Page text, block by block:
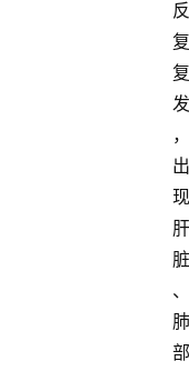
反
复
复
发
，
出
现
肝
脏
、
肺
部